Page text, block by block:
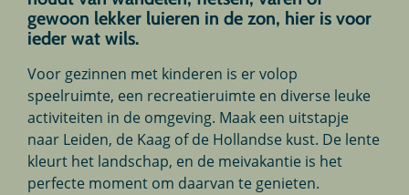
gewoon lekker luieren in de zon, hier is voor
ieder wat wils.
Voor gezinnen met kinderen is er volop
speelruimte, een recreatieruimte en diverse leuke
activiteiten in de omgeving. Maak een uitstapje
naar Leiden, de Kaag of de Hollandse kust. De lente
kleurt het landschap, en de meivakantie is het
perfecte moment om daarvan te genieten.